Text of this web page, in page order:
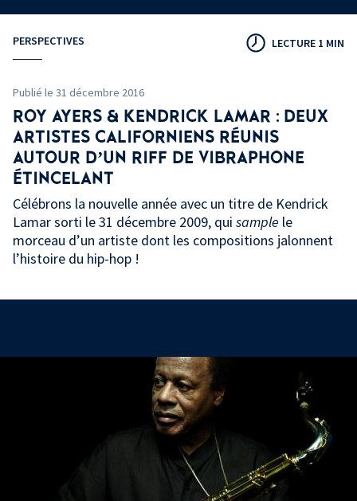
PERSPECTIVES LECTURE 1 MIN
Publié le 31 décembre 2016
ROY AYERS & KENDRICK LAMAR : DEUX
ARTISTES CALIFORNIENS RÉUNIS
AUTOUR D’UN RIFF DE VIBRAPHONE
ÉTINCELANT
Célébrons la nouvelle année avec un titre de Kendrick
Lamar sorti le 31 décembre 2009, qui sample le
morceau d’un artiste dont les compositions jalonnent
l’histoire du hip-hop !